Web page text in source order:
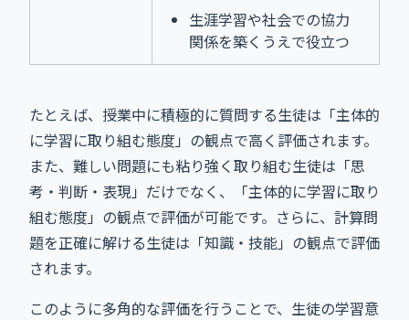
生涯学習や社会での協力
関係を築くうえで役立つ
たとえば、授業中に積極的に質問する生徒は「主体的
に学習に取り組む態度」の観点で高く評価されます。
また、難しい問題にも粘り強く取り組む生徒は「思
考・判断・表現」だけでなく、「主体的に学習に取り
組む態度」の観点で評価が可能です。さらに、計算問
題を正確に解ける生徒は「知識・技能」の観点で評価
されます。
このように多角的な評価を行うことで、生徒の学習意